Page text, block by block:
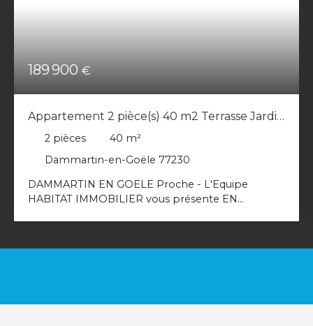
189 900 €
Appartement 2 pièce(s) 40 m2 Terrasse Jardin
Place de parking sous sol
2 pièces 40 m²
Dammartin-en-Goële 77230
DAMMARTIN EN GOELE Proche - L'Equipe
HABITAT IMMOBILIER vous présente EN
lumineuse grâce à ses portes fenêtres